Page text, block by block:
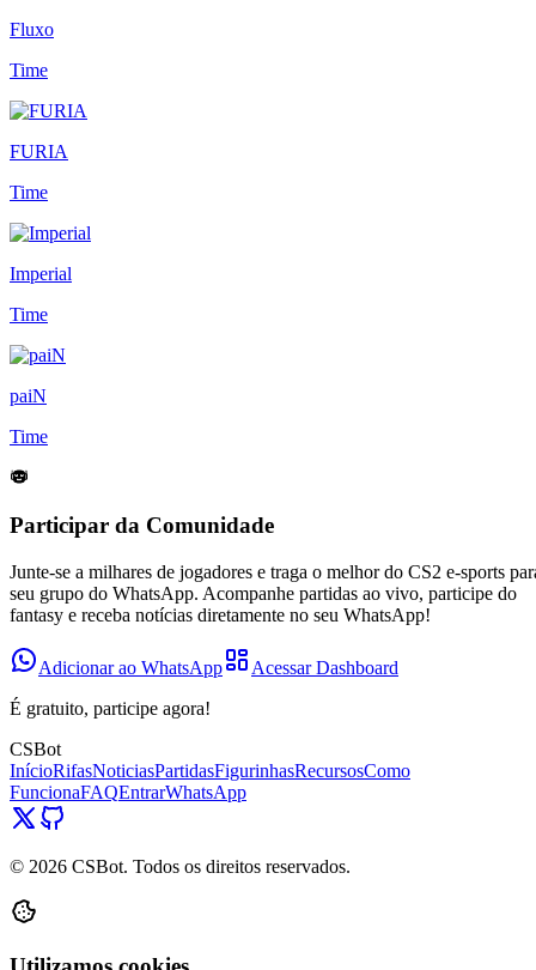
Fluxo
Time
FURIA
Time
Imperial
Time
paiN
Time
Participar da Comunidade
Junte-se a milhares de jogadores e traga o melhor do CS2 e-sports
seu grupo do WhatsApp. Acompanhe partidas ao vivo, participe do
fantasy e receba notícias diretamente no seu WhatsApp!
Adicionar ao WhatsApp
Acessar Dashboard
É gratuito, participe agora!
CSBot
InícioRifasNoticiasPartidasFigurinhasRecursosComo
FuncionaFAQEntrarWhatsApp
© 2026 CSBot. Todos os direitos reservados.